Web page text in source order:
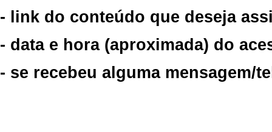
- link do conteúdo que deseja
- data e hora (aproximada) do
- se recebeu alguma mensagem/